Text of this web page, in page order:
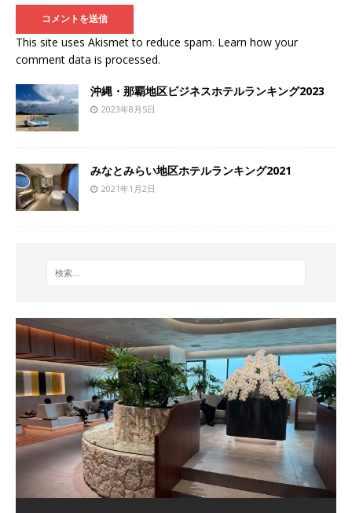
This site uses Akismet to reduce spam. Learn how your
comment data is processed.
沖縄・那覇地区ビジネスホテルランキング2023
2023年8月5日
みなとみらい地区ホテルランキング2021
2021年1月2日